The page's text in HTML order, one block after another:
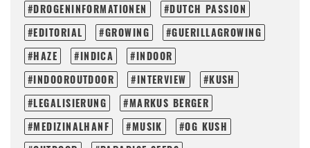
DROGENINFORMATIONEN
DUTCH PASSION
EDITORIAL
GROWING
GUERILLAGROWING
HAZE
INDICA
INDOOR
INDOOROUTDOOR
INTERVIEW
KUSH
LEGALISIERUNG
MARKUS BERGER
MEDIZINALHANF
MUSIK
OG KUSH